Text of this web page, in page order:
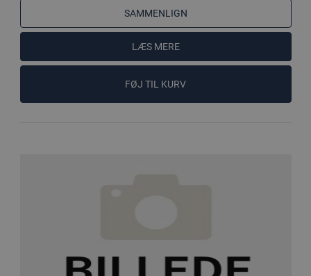
SAMMENLIGN
LÆS MERE
FØJ TIL KURV